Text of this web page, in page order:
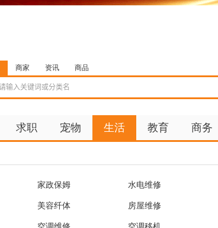
商家 资讯 商品
求职 宠物 生活 教育 商务
家政保姆 水电维修
美容纤体 房屋维修